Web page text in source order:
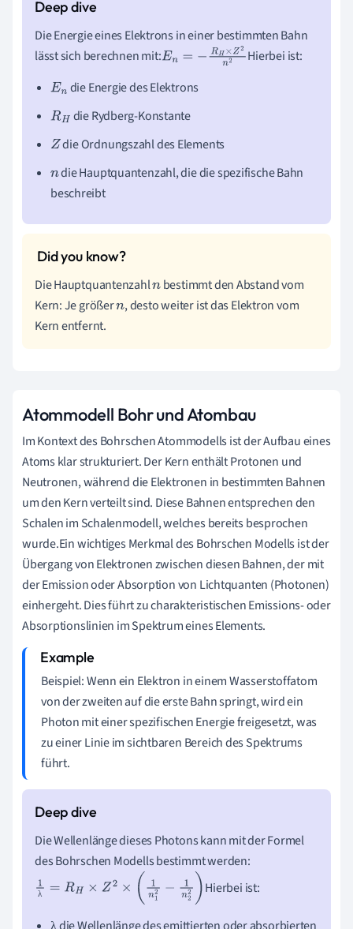
Die Energie eines Elektrons in einer bestimmten Bahn
lässt sich berechnen mit:En= −R H×Z2n2
Hierbei ist:
En die Energie des Elektrons
RH die Rydberg-Konstante
Zdie Ordnungszahl des Elements
ndie Hauptquantenzahl, die die spezifische Bahn
beschreibt
Die Hauptquantenzahlnbestimmt den Abstand vom
Kern: Je größern, desto weiter ist das Elektron vom
Kern entfernt.
Atommodell Bohr und Atombau
Im Kontext des Bohrschen Atommodells ist der Aufbau eines
Atoms klar strukturiert. Der Kern enthält Protonen und
Neutronen, während die Elektronen in bestimmten Bahnen
um den Kern verteilt sind. Diese Bahnen entsprechen den
Schalen im Schalenmodell, welches bereits besprochen
wurde.Ein wichtiges Merkmal des Bohrschen Modells ist der
Übergang von Elektronen zwischen diesen Bahnen, der mit
der Emission oder Absorption von Lichtquanten (Photonen)
einhergeht. Dies führt zu charakteristischen Emissions- oder
Absorptionslinien im Spektrum eines Elements.
Beispiel: Wenn ein Elektron in einem Wasserstoffatom
von der zweiten auf die erste Bahn springt, wird ein
Photon mit einer spezifischen Energie freigesetzt, was
zu einer Linie im sichtbaren Bereich des Spektrums
führt.
Die Wellenlänge dieses Photons kann mit der Formel
des Bohrschen Modells bestimmt werden:
λ
1λ =R H×Z2 ×( 1n12 −1 n 22) Hierbei ist:
λ